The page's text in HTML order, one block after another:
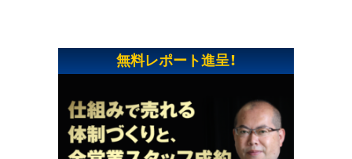
無料レポート進呈！